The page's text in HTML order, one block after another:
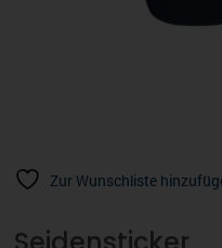
Zur Wunschliste